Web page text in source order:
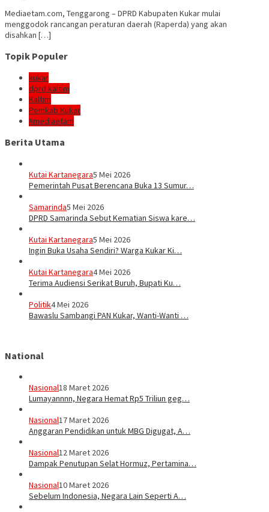
Mediaetam.com, Tenggarong – DPRD Kabupaten Kukar mulai
menggodok rancangan peraturan daerah (Raperda) yang akan
disahkan […]
Topik Populer
kukar
dprd kaltim
Kaltim
Pemkab Kukar
#mediaetam
Berita Utama
Kutai Kartanegara5 Mei 2026
Pemerintah Pusat Berencana Buka 13 Sumur…
Samarinda5 Mei 2026
DPRD Samarinda Sebut Kematian Siswa kare…
Kutai Kartanegara5 Mei 2026
Ingin Buka Usaha Sendiri? Warga Kukar Ki…
Kutai Kartanegara4 Mei 2026
Terima Audiensi Serikat Buruh, Bupati Ku…
Politik4 Mei 2026
Bawaslu Sambangi PAN Kukar, Wanti-Wanti …
National
Nasional18 Maret 2026
Lumayannnn, Negara Hemat Rp5 Triliun geg…
Nasional17 Maret 2026
Anggaran Pendidikan untuk MBG Digugat, A…
Nasional12 Maret 2026
Dampak Penutupan Selat Hormuz, Pertamina…
Nasional10 Maret 2026
Sebelum Indonesia, Negara Lain Seperti A…